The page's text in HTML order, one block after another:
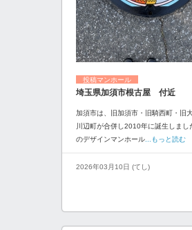
投稿マンホール
埼玉県加須市根古屋 付近
加須市は、旧加須市・旧騎西町・旧
川辺町が合併し2010年に誕生しまし
のデザインマンホール...もっと読む
2026年03月10日 (てし)